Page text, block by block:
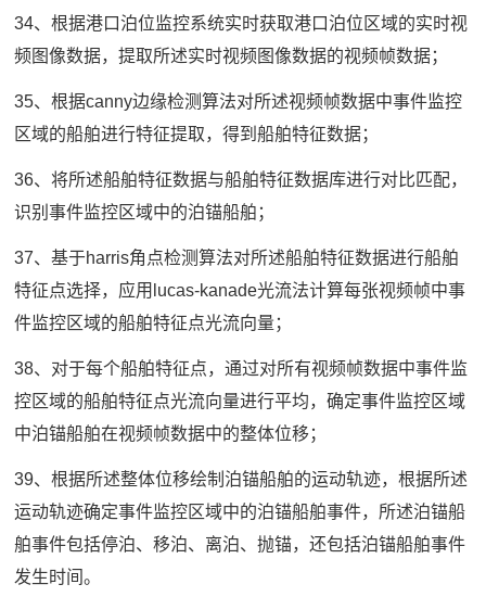
34、根据港口泊位监控系统实时获取港口泊位区域的实时视
频图像数据，提取所述实时视频图像数据的视频帧数据；
35、根据canny边缘检测算法对所述视频帧数据中事件监控
区域的船舶进行特征提取，得到船舶特征数据；
36、将所述船舶特征数据与船舶特征数据库进行对比匹配，
识别事件监控区域中的泊锚船舶；
37、基于harris角点检测算法对所述船舶特征数据进行船舶
特征点选择，应用lucas-kanade光流法计算每张视频帧中事
件监控区域的船舶特征点光流向量；
38、对于每个船舶特征点，通过对所有视频帧数据中事件监
控区域的船舶特征点光流向量进行平均，确定事件监控区域
中泊锚船舶在视频帧数据中的整体位移；
39、根据所述整体位移绘制泊锚船舶的运动轨迹，根据所述
运动轨迹确定事件监控区域中的泊锚船舶事件，所述泊锚船
舶事件包括停泊、移泊、离泊、抛锚，还包括泊锚船舶事件
发生时间。